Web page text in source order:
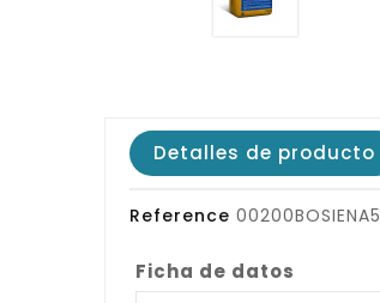
Detalles de producto
Reference 00200BOSIENA5
Ficha de datos